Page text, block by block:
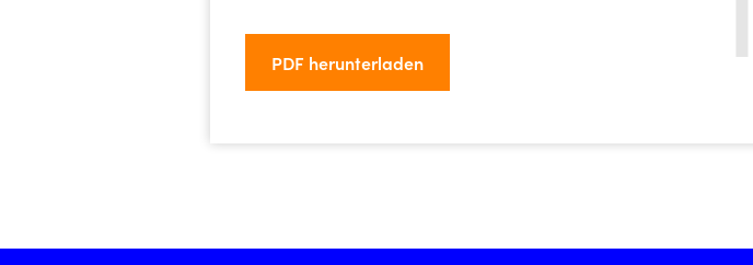
PDF herunterladen